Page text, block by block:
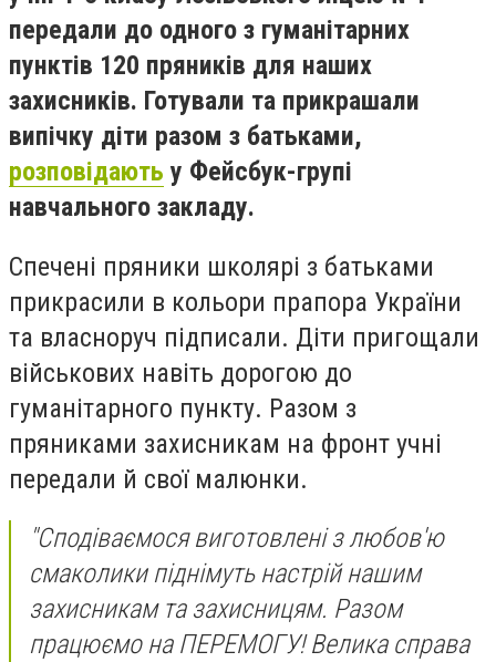
передали до одного з гуманітарних
пунктів 120 пряників для наших
захисників. Готували та прикрашали
випічку діти разом з батьками,
розповідають у Фейсбук-групі
навчального закладу.
Спечені пряники школярі з батьками
прикрасили в кольори прапора України
та власноруч підписали. Діти пригощали
військових навіть дорогою до
гуманітарного пункту. Разом з
пряниками захисникам на фронт учні
передали й свої малюнки.
"Сподіваємося виготовлені з любов'ю
смаколики піднімуть настрій нашим
захисникам та захисницям. Разом
працюємо на ПЕРЕМОГУ!Велика справа